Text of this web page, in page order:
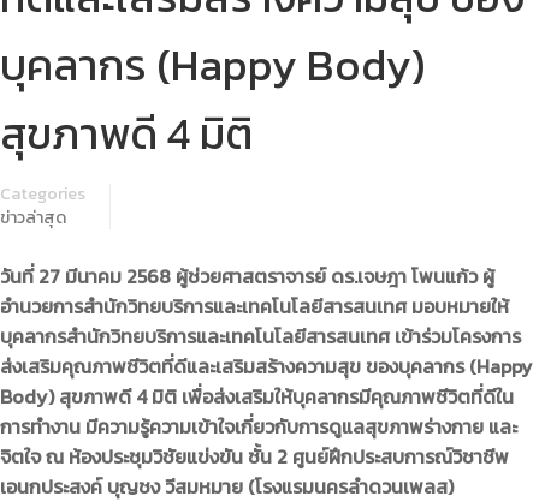
บุคลากร (Happy Body)
สุขภาพดี 4 มิติ
Categories
ข่าวล่าสุด
วันที่ 27 มีนาคม 2568 ผู้ช่วยศาสตราจารย์ ดร.เจษฎา โพนแก้ว ผู้
อำนวยการสำนักวิทยบริการและเทคโนโลยีสารสนเทศ มอบหมายให้
บุคลากรสำนักวิทยบริการและเทคโนโลยีสารสนเทศ เข้าร่วมโครงการ
ส่งเสริมคุณภาพชีวิตที่ดีและเสริมสร้างความสุข ของบุคลากร (Happy
Body) สุขภาพดี 4 มิติ เพื่อส่งเสริมให้บุคลากรมีคุณภาพชีวิตที่ดีใน
การทำงาน มีความรู้ความเข้าใจเกี่ยวกับการดูแลสุขภาพร่างกาย และ
จิตใจ ณ ห้องประชุมวิชัยแข่งขัน ชั้น 2 ศูนย์ฝึกประสบการณ์วิชาชีพ
เอนกประสงค์ บุญชง วีสมหมาย (โรงแรมนครลำดวนเพลส)